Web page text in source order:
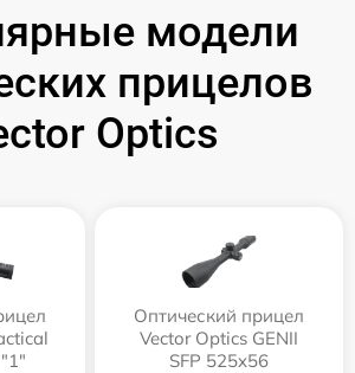
модели
прицелов
Optics
Оптический прицел
Vector Optics GENII
SFP 525x56